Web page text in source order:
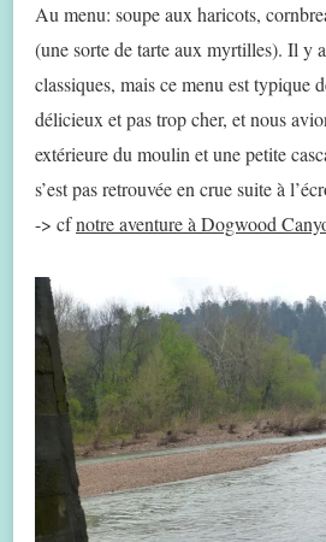
Au menu: soupe aux haricots,
(une sorte de tarte aux myrtilles). Il y
classiques, mais ce menu est typique
délicieux et pas trop cher, et nous
extérieure du moulin et une petite
s’est pas retrouvée en crue suite à
-> cfnotre aventure à Dogwood